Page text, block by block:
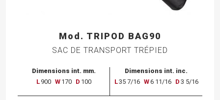
Mod. TRIPOD BAG90
SAC DE TRANSPORT TRÉPIED
Dimensions int. mm.
L 900 W 170 D 100
Dimensions int. inc.
L35 7/16 W6 11/16 D 3 5/16